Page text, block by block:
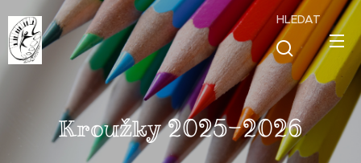
HLEDAT
Kroužky2025-2026